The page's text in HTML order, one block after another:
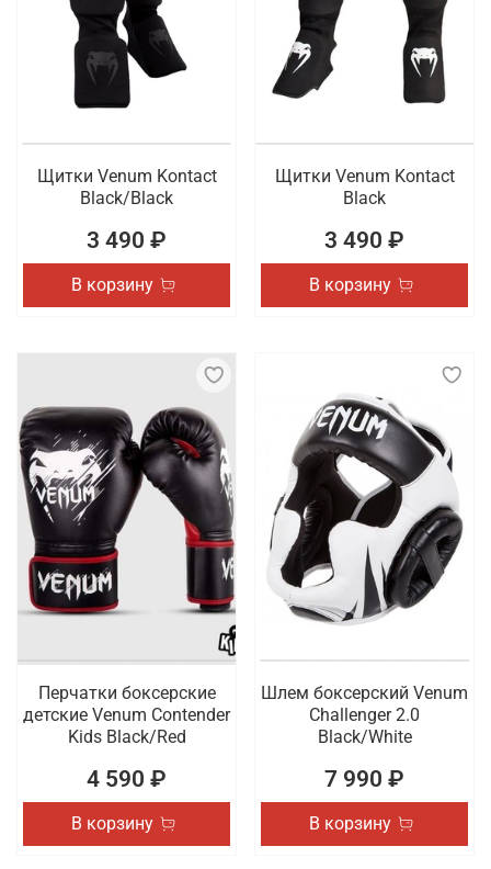
Щитки Venum Kontact
Black/Black
3 490 ₽
В корзину
Щитки Venum Kontact
Black
3 490 ₽
В корзину
Перчатки боксерские
детские Venum Contender
Kids Black/Red
4 590 ₽
В корзину
Шлем боксерский Venum
Challenger 2.0
Black/White
7 990 ₽
В корзину